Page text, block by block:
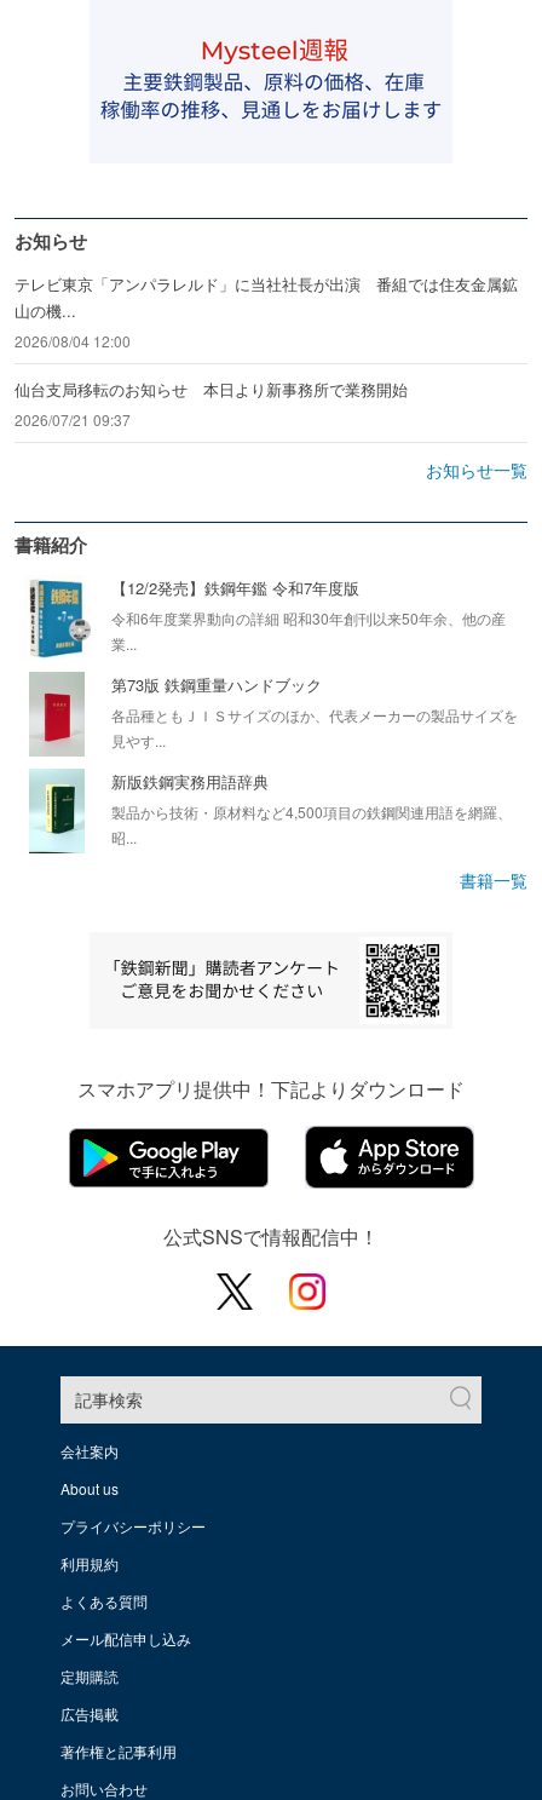
お知らせ
テレビ東京「アンパラレルド」に当社社長が出演 番組では住友金属鉱
山の機...
2026/08/04 12:00
仙台支局移転のお知らせ 本日より新事務所で業務開始
2026/07/21 09:37
お知らせ一覧
書籍紹介
【12/2発売】鉄鋼年鑑 令和7年度版
令和6年度業界動向の詳細 昭和30年創刊以来50年余、他の産
業...
第73版 鉄鋼重量ハンドブック
各品種ともＪＩＳサイズのほか、代表メーカーの製品サイズを
見やす...
新版鉄鋼実務用語辞典
製品から技術・原材料など4,500項目の鉄鋼関連用語を網羅、
昭...
書籍一覧
スマホアプリ提供中！下記よりダウンロード
公式SNSで情報配信中！
記事検索
会社案内
About us
プライバシーポリシー
利用規約
よくある質問
メール配信申し込み
定期購読
広告掲載
著作権と記事利用
お問い合わせ